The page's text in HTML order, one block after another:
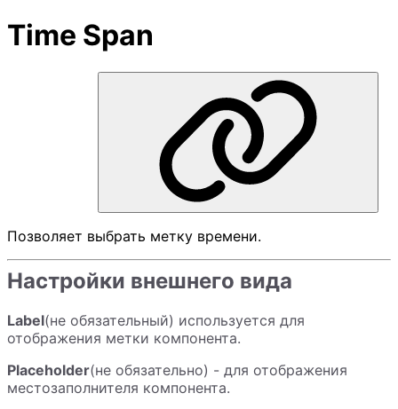
Time Span
Позволяет выбрать метку времени.
Настройки внешнего вида
Label(не обязательный) используется для
отображения метки компонента.
Placeholder(не обязательно) - для отображения
местозаполнителя компонента.